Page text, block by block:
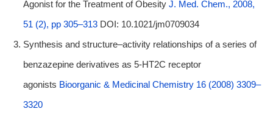
Agonist for the Treatment of Obesity J. Med. Chem., 2008,
51 (2), pp 305–313DOI: 10.1021/jm0709034
Synthesis and structure–activity relationships of a series of
benzazepine derivatives as 5-HT2C receptor
agonists Bioorganic & Medicinal Chemistry 16 (2008) 3309–
3320